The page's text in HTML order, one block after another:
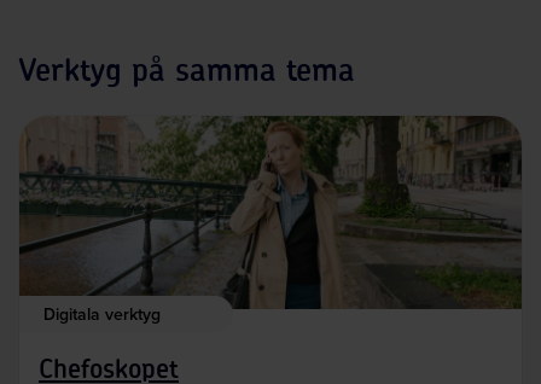
Verktyg på samma tema
Digitala verktyg
Chefoskopet